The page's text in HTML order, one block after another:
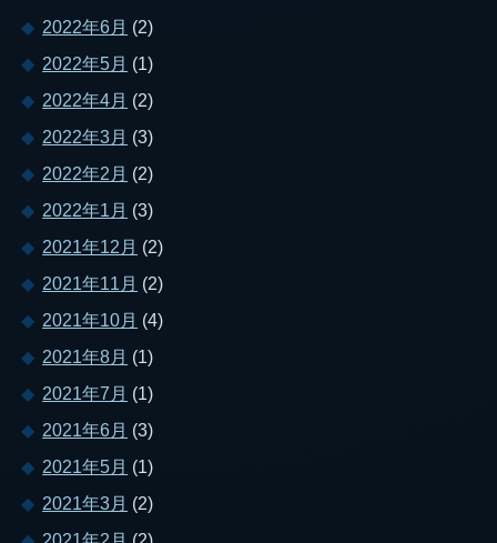
2022年6月 (2)
2022年5月 (1)
2022年4月 (2)
2022年3月 (3)
2022年2月 (2)
2022年1月 (3)
2021年12月 (2)
2021年11月 (2)
2021年10月 (4)
2021年8月 (1)
2021年7月 (1)
2021年6月 (3)
2021年5月 (1)
2021年3月 (2)